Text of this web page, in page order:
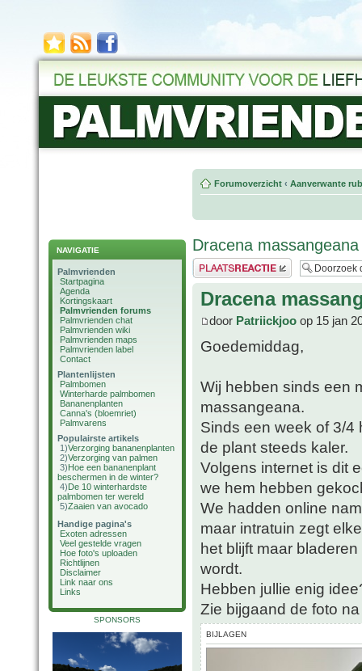
NAVIGATIE
Palmvrienden
Startpagina
Agenda
Kortingskaart
Palmvrienden forums
Palmvrienden chat
Palmvrienden wiki
Palmvrienden maps
Palmvrienden label
Contact
Plantenlijsten
Palmbomen
Winterharde palmbomen
Bananenplanten
Canna's (bloemriet)
Palmvarens
Populairste artikels
1)Verzorging bananenplanten
2)Verzorging van palmen
3)Hoe een bananenplant
beschermen in de winter?
4)De 10 winterhardste
palmbomen ter wereld
5)Zaaien van avocado
Handige pagina's
Exoten adressen
Veel gestelde vragen
Hoe foto's uploaden
Richtlijnen
Disclaimer
Link naar ons
Links
SPONSORS
Forumoverzicht ‹ Aanverwante
Dracena massangeana
Plaats een reactie
Dracena
door Patriickjoo op 15 jan
Goedemiddag,
Wij hebben sinds een
massangeana.
Sinds een week of 3/4
de plant steeds kaler.
Volgens internet is dit
we hem hebben
We hadden online
maar intratuin zegt
het blijft maar
wordt.
Hebben jullie enig
Zie bijgaand de foto
BIJLAGEN